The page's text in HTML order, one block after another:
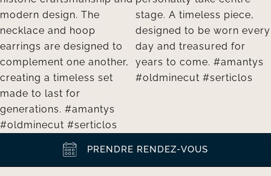
PRENDRE RENDEZ-VOUS